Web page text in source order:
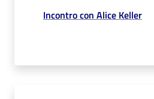
Incontro con Alice Keller